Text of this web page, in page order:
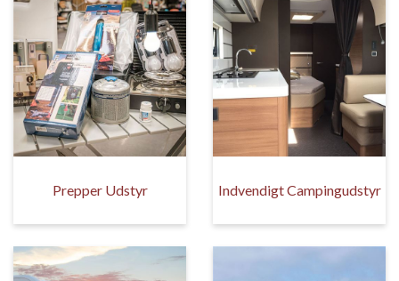
Prepper Udstyr Indvendigt Campingudstyr